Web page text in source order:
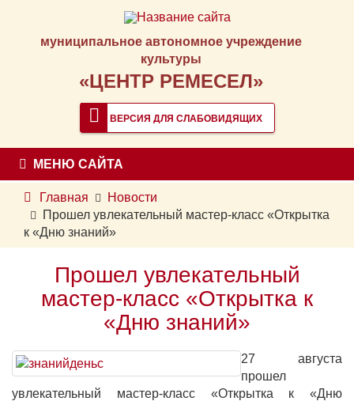
муниципальное автономное учреждение
культуры
«ЦЕНТР РЕМЕСЕЛ»
ВЕРСИЯ ДЛЯ СЛАБОВИДЯЩИХ
МЕНЮ САЙТА
Главная
Новости
Прошел увлекательный мастер-класс «Открытка
к «Дню знаний»
Прошел увлекательный
мастер-класс «Открытка к
«Дню знаний»
27 августа
прошел
увлекательный мастер-класс «Открытка к «Дню